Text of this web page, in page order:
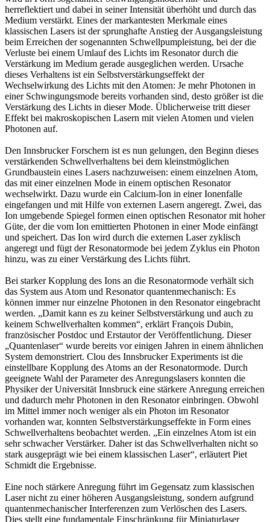
herreflektiert und dabei in seiner Intensität überhöht und durch das
Medium verstärkt. Eines der markantesten Merkmale eines
klassischen Lasers ist der sprunghafte Anstieg der Ausgangsleistung
beim Erreichen der sogenannten Schwellpumpleistung, bei der die
Verluste bei einem Umlauf des Lichts im Resonator durch die
Verstärkung im Medium gerade ausgeglichen werden. Ursache
dieses Verhaltens ist ein Selbstverstärkungseffekt der
Wechselwirkung des Lichts mit den Atomen: Je mehr Photonen in
einer Schwingungsmode bereits vorhanden sind, desto größer ist die
Verstärkung des Lichts in dieser Mode. Üblicherweise tritt dieser
Effekt bei makroskopischen Lasern mit vielen Atomen und vielen
Photonen auf.
Den Innsbrucker Forschern ist es nun gelungen, den Beginn dieses
verstärkenden Schwellverhaltens bei dem kleinstmöglichen
Grundbaustein eines Lasers nachzuweisen: einem einzelnen Atom,
das mit einer einzelnen Mode in einem optischen Resonator
wechselwirkt. Dazu wurde ein Calcium-Ion in einer Ionenfalle
eingefangen und mit Hilfe von externen Lasern angeregt. Zwei, das
Ion umgebende Spiegel formen einen optischen Resonator mit hoher
Güte, der die vom Ion emittierten Photonen in einer Mode einfängt
und speichert. Das Ion wird durch die externen Laser zyklisch
angeregt und fügt der Resonatormode bei jedem Zyklus ein Photon
hinzu, was zu einer Verstärkung des Lichts führt.
Bei starker Kopplung des Ions an die Resonatormode verhält sich
das System aus Atom und Resonator quantenmechanisch: Es
können immer nur einzelne Photonen in den Resonator eingebracht
werden. „Damit kann es zu keiner Selbstverstärkung und auch zu
keinem Schwellverhalten kommen“, erklärt François Dubin,
französischer Postdoc und Erstautor der Veröffentlichung. Dieser
„Quantenlaser“ wurde bereits vor einigen Jahren in einem ähnlichen
System demonstriert. Clou des Innsbrucker Experiments ist die
einstellbare Kopplung des Atoms an der Resonatormode. Durch
geeignete Wahl der Parameter des Anregungslasers konnten die
Physiker der Universität Innsbruck eine stärkere Anregung erreichen
und dadurch mehr Photonen in den Resonator einbringen. Obwohl
im Mittel immer noch weniger als ein Photon im Resonator
vorhanden war, konnten Selbstverstärkungseffekte in Form eines
Schwellverhaltens beobachtet werden. „Ein einzelnes Atom ist ein
sehr schwacher Verstärker. Daher ist das Schwellverhalten nicht so
stark ausgeprägt wie bei einem klassischen Laser“, erläutert Piet
Schmidt die Ergebnisse.
Eine noch stärkere Anregung führt im Gegensatz zum klassischen
Laser nicht zu einer höheren Ausgangsleistung, sondern aufgrund
quantenmechanischer Interferenzen zum Verlöschen des Lasers.
Dies stellt eine fundamentale Einschränkung für Miniaturlaser